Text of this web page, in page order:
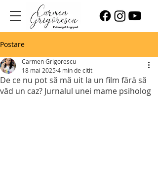
Postare
De ce nu pot să mă uit la un film fără să
văd un caz? Jurnalul unei mame psiholog
Carmen Grigorescu
18 mai 2025 4 min de citit